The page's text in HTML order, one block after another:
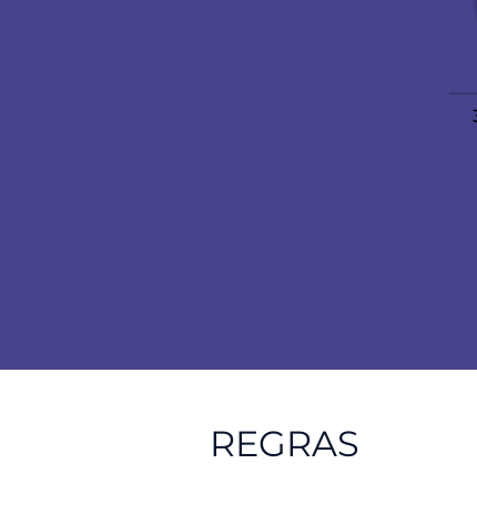
REGRAS